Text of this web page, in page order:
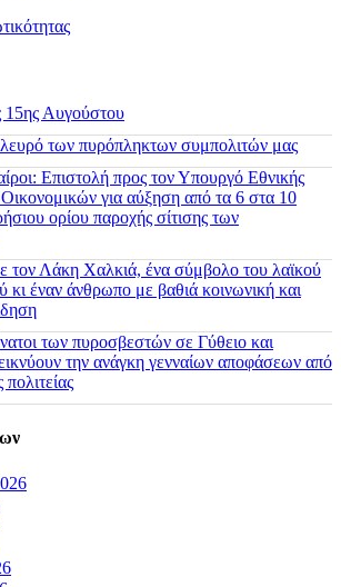
15ης Αυγούστου
των πυρόπληκτων συμπολιτών μας
Επιστολή προς τον Υπουργό Εθνικής
για αύξηση από τα 6 στα 10
ορίου παροχής σίτισης των
τον Λάκη Χαλκιά, ένα σύμβολο του λαϊκού
κι έναν άνθρωπο με βαθιά κοινωνική και
των πυροσβεστών σε Γύθειο και
την ανάγκη γενναίων αποφάσεων από